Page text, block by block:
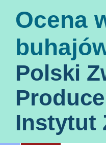
Ocena
Polski
Instytut